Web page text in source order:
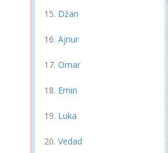
Džan
Ajnur
Omar
Emin
Luka
Vedad